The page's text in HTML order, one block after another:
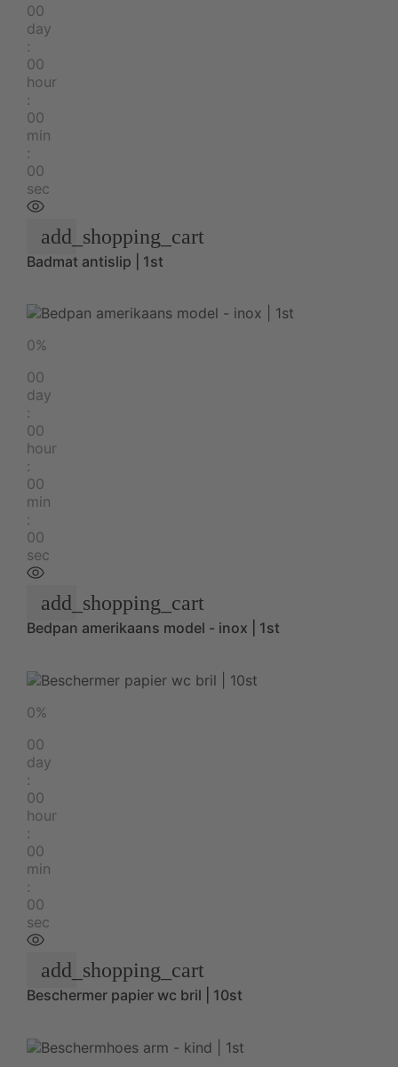
00
day
:
00
hour
:
00
min
:
00
sec
add_shopping_cart
Badmat antislip | 1st
0%
00
day
:
00
hour
:
00
min
:
00
sec
add_shopping_cart
Bedpan amerikaans model - inox | 1st
0%
00
day
:
00
hour
:
00
min
:
00
sec
add_shopping_cart
Beschermer papier wc bril | 10st